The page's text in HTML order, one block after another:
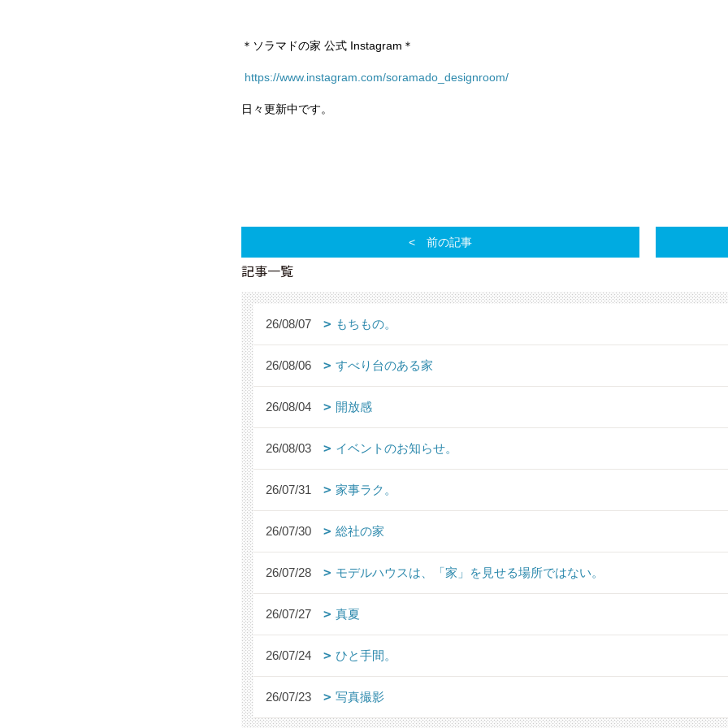
＊ソラマドの家 公式 Instagram＊
https://www.instagram.com/soramado_designroom/
日々更新中です。
前の記事
記事一覧
26/08/07 もちもの。
26/08/06 すべり台のある家
26/08/04 開放感
26/08/03 イベントのお知らせ。
26/07/31 家事ラク。
26/07/30 総社の家
26/07/28 モデルハウスは、「家」を見せる場所ではない。
26/07/27 真夏
26/07/24 ひと手間。
26/07/23 写真撮影